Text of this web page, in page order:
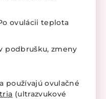
ovulácii teplota
podbrušku, zmeny
používajú ovulačné
(ultrazvukové